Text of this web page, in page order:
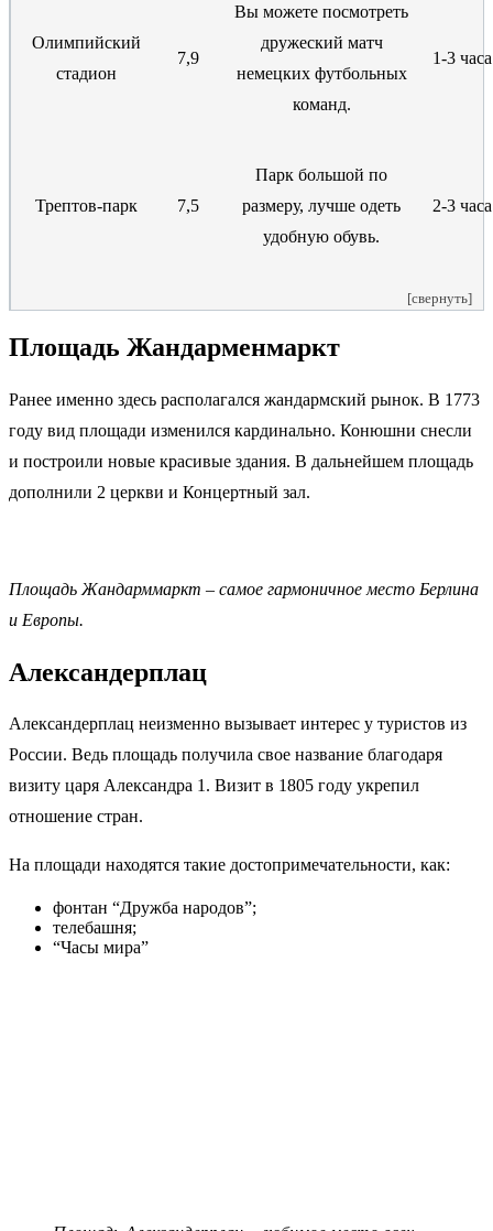
Олимпийский
стадион
7,9
Вы можете посмотреть
дружеский матч
немецких футбольных
команд.
1-3 часа
Трептов-парк 7,5
Парк большой по
размеру, лучше одеть
удобную обувь.
2-3 часа
[свернуть]
Площадь Жандарменмаркт
Ранее именно здесь располагался жандармский рынок. В 1773
году вид площади изменился кардинально. Конюшни снесли
и построили новые красивые здания. В дальнейшем площадь
дополнили 2 церкви и Концертный зал.
Площадь Жандарммаркт – самое гармоничное место Берлина
и Европы.
Александерплац
Александерплац неизменно вызывает интерес у туристов из
России. Ведь площадь получила свое название благодаря
визиту царя Александра 1. Визит в 1805 году укрепил
отношение стран.
На площади находятся такие достопримечательности, как:
фонтан “Дружба народов”;
телебашня;
“Часы мира”